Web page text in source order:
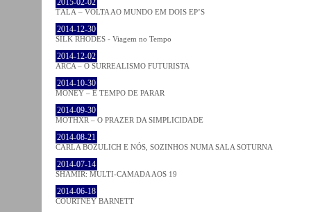
2015-02-02
TĀLĀ – VOLTA AO MUNDO EM DOIS EP’S
2014-12-30
SILK RHODES - Viagem no Tempo
2014-12-02
ARCA – O SURREALISMO FUTURISTA
2014-10-30
MONEY – É TEMPO DE PARAR
2014-09-30
MOTHXR – O PRAZER DA SIMPLICIDADE
2014-08-21
CARLA BOZULICH E NÓS, SOZINHOS NUMA SALA SOTURNA
2014-07-14
SHAMIR: MULTI-CAMADA AOS 19
2014-06-18
COURTNEY BARNETT